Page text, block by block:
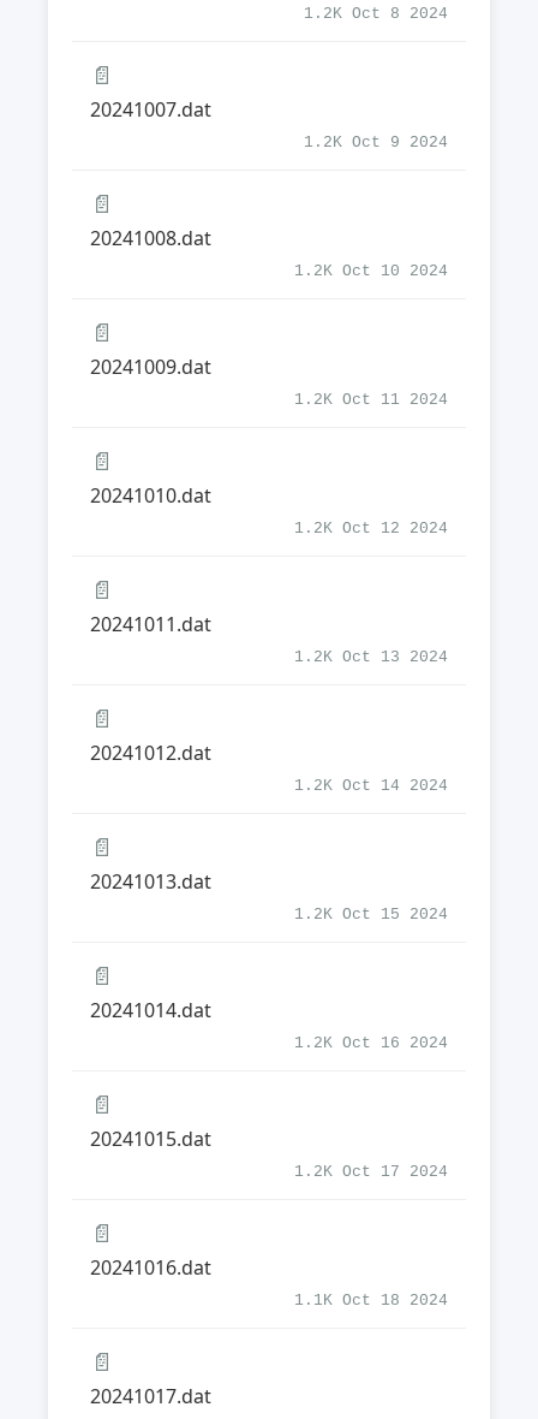
1.2K Oct 8 2024
📄
20241007.dat
1.2K Oct 9 2024
📄
20241008.dat
1.2K Oct 10 2024
📄
20241009.dat
1.2K Oct 11 2024
📄
20241010.dat
1.2K Oct 12 2024
📄
20241011.dat
1.2K Oct 13 2024
📄
20241012.dat
1.2K Oct 14 2024
📄
20241013.dat
1.2K Oct 15 2024
📄
20241014.dat
1.2K Oct 16 2024
📄
20241015.dat
1.2K Oct 17 2024
📄
20241016.dat
1.1K Oct 18 2024
📄
20241017.dat